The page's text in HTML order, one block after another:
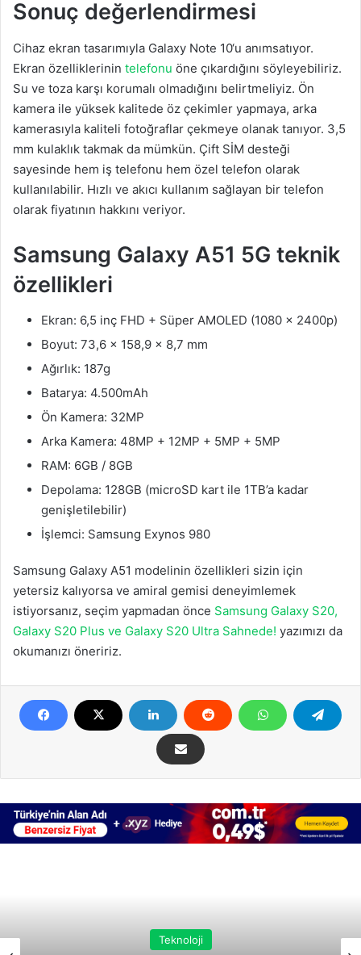
Sonuç değerlendirmesi
Cihaz ekran tasarımıyla Galaxy Note 10‘u anımsatıyor.
Ekran özelliklerinin telefonu öne çıkardığını söyleyebiliriz.
Su ve toza karşı korumalı olmadığını belirtmeliyiz. Ön
kamera ile yüksek kalitede öz çekimler yapmaya, arka
kamerasıyla kaliteli fotoğraflar çekmeye olanak tanıyor. 3,5
mm kulaklık takmak da mümkün. Çift SİM desteği
sayesinde hem iş telefonu hem özel telefon olarak
kullanılabilir. Hızlı ve akıcı kullanım sağlayan bir telefon
olarak fiyatının hakkını veriyor.
Samsung Galaxy A51 5G teknik
özellikleri
Ekran: 6,5 inç FHD + Süper AMOLED (1080 x 2400p)
Boyut: 73,6 x 158,9 x 8,7 mm
Ağırlık: 187g
Batarya: 4.500mAh
Ön Kamera: 32MP
Arka Kamera: 48MP + 12MP + 5MP + 5MP
RAM: 6GB / 8GB
Depolama: 128GB (microSD kart ile 1TB’a kadar
genişletilebilir)
İşlemci: Samsung Exynos 980
Samsung Galaxy A51 modelinin özellikleri sizin için
yetersiz kalıyorsa ve amiral gemisi deneyimlemek
istiyorsanız, seçim yapmadan önce Samsung Galaxy S20,
Galaxy S20 Plus ve Galaxy S20 Ultra Sahnede! yazımızı da
okumanızı öneririz.
Teknoloji